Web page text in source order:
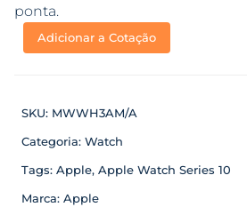
ponta.
Adicionar a Cotação
SKU: MWWH3AM/A
Categoria: Watch
Tags: Apple, Apple Watch Series 10
Marca: Apple